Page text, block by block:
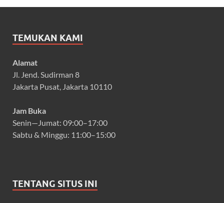
TEMUKAN KAMI
Alamat
Jl. Jend. Sudirman 8
Jakarta Pusat, Jakarta 10110
Jam Buka
Senin—Jumat: 09:00–17:00
Sabtu & Minggu: 11:00–15:00
TENTANG SITUS INI